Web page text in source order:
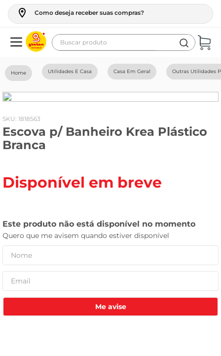
Como deseja receber suas compras?
Buscar produto
Utilidades E Casa Casa Em Geral Outras Utilidades
: 1818563
Escova p/ Banheiro Krea Plástico
Branca
Disponível em breve
Me avise
geladeira
fogao
café
cerveja
vinho
leite pó